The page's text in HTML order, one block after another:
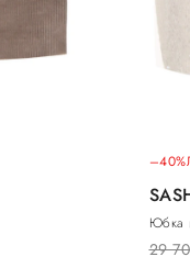
–40%
Юбка
29